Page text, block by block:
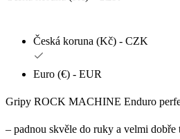
Česká koruna (Kč) - CZK
Euro (€) - EUR
Gripy ROCK MACHINE Enduro
– padnou skvěle do ruky a velmi dobře